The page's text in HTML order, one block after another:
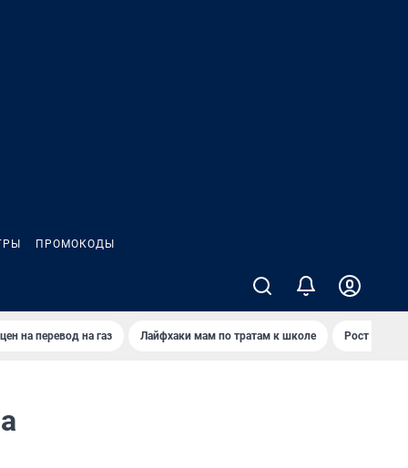
ПРОМОКОДЫ
на перевод на газ Лайфхаки мам по тратам к школе Рост цен на